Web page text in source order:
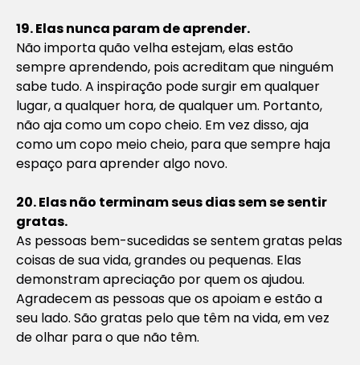
19. Elas nunca param de aprender.
Não importa quão velha estejam, elas estão
sempre aprendendo, pois acreditam que ninguém
sabe tudo. A inspiração pode surgir em qualquer
lugar, a qualquer hora, de qualquer um. Portanto,
não aja como um copo cheio. Em vez disso, aja
como um copo meio cheio, para que sempre haja
espaço para aprender algo novo.
20. Elas não terminam seus dias sem se sentir
gratas.
As pessoas bem-sucedidas se sentem gratas pelas
coisas de sua vida, grandes ou pequenas. Elas
demonstram apreciação por quem os ajudou.
Agradecem as pessoas que os apoiam e estão a
seu lado. São gratas pelo que têm na vida, em vez
de olhar para o que não têm.